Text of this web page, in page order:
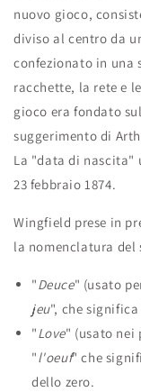
nuovo gioco,
diviso al centro da
confezionato in una
racchette, la rete e
gioco era fondato
suggerimento di
La "data di nascita"
23 febbraio 1874.
Wingfield prese in
la nomenclatura del
"Deuce" (usato
jeu", che
"Love" (usato nei
"l'oeuf" che
dello zero.